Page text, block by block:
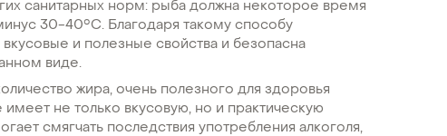
санитарных норм: рыба должна некоторое время
30-40°С. Благодаря такому способу
и полезные свойства и безопасна
виде.
жира, очень полезного для здоровья
имеет не только вкусовую, но и практическую
смягчать последствия употребления алкоголя,